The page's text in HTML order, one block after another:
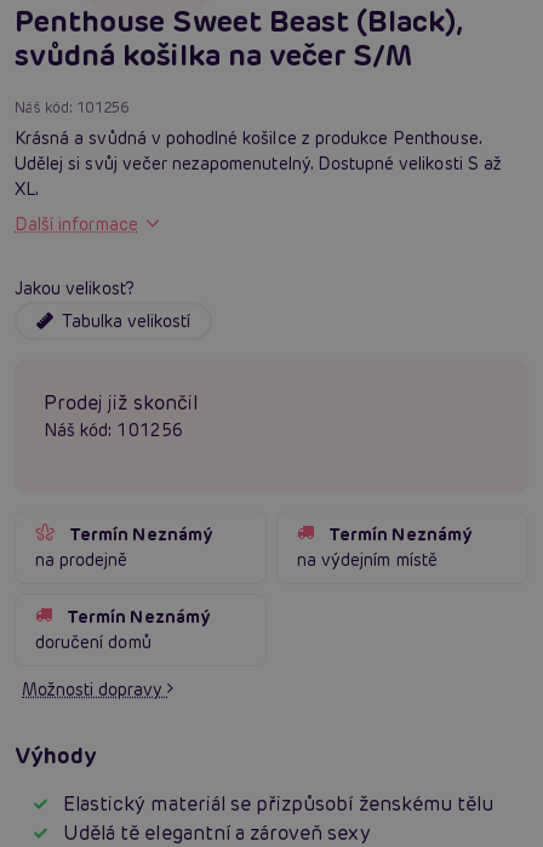
Penthouse Sweet Beast (Black),
svůdná košilka na večer S/M
Náš kód: 101256
Krásná a svůdná v pohodlné košilce z produkce Penthouse.
Udělej si svůj večer nezapomenutelný. Dostupné velikosti S až
XL.
Další informace
Jakou velikost?
Tabulka velikostí
Prodej již skončil
Náš kód: 101256
Termín Neznámý
na prodejně
Termín Neznámý
na výdejním místě
Termín Neznámý
doručení domů
Možnosti dopravy
Výhody
Elastický materiál se přizpůsobí ženskému tělu
Udělá tě elegantní a zároveň sexy